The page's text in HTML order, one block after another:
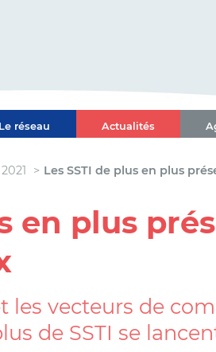
Le réseau Actualités
Les SSTI de plus en plus
en plus
les vecteurs de
de SSTI se